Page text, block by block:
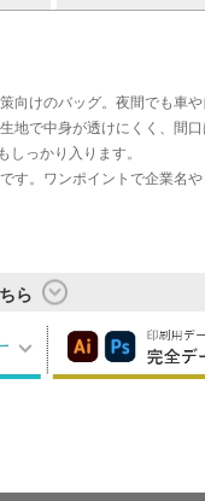
向けのバッグ。夜間でも車
地で中身が透けにくく、間
っかり入ります。
す。ワンポイントで企業名
ら